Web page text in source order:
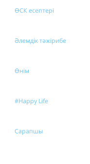
ӨСК есептері
Әлемдік тәжірибе
Өнім
#Happy Life
Сарапшы